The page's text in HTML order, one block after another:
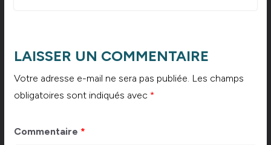
LAISSER UN COMMENTAIRE
Votre adresse e-mail ne sera pas publiée. Les champs
obligatoires sont indiqués avec *
Commentaire *